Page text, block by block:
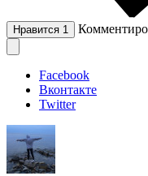
Нравится 1
Facebook
Вконтакте
Twitter